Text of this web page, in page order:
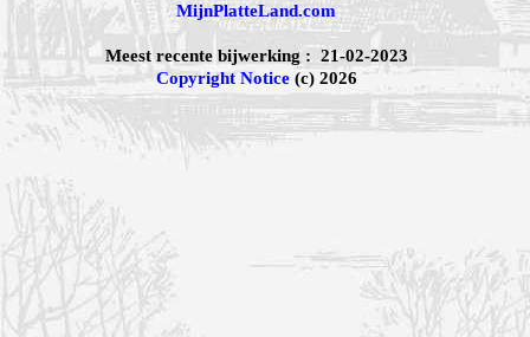
MijnPlatteLand.com
Meest recente bijwerking : 21-02-2023
Copyright Notice(c) 2026